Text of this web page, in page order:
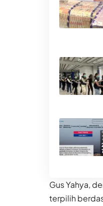
Gus Yahya,
terpilih